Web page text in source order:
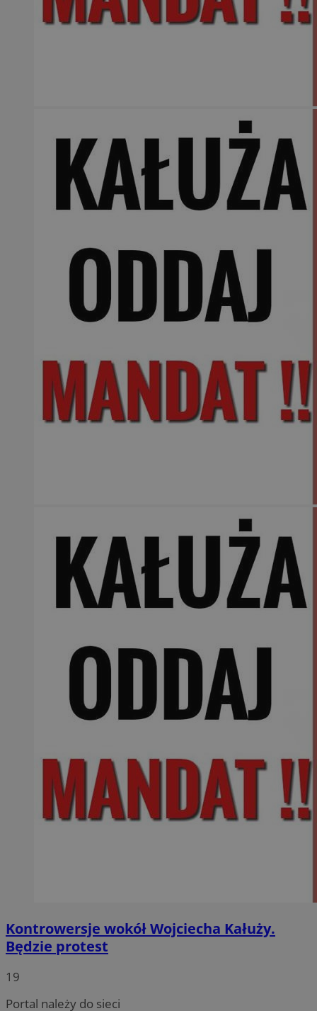
Kontrowersje wokół Wojciecha Kałuży.
Będzie protest
19
Portal należy do sieci